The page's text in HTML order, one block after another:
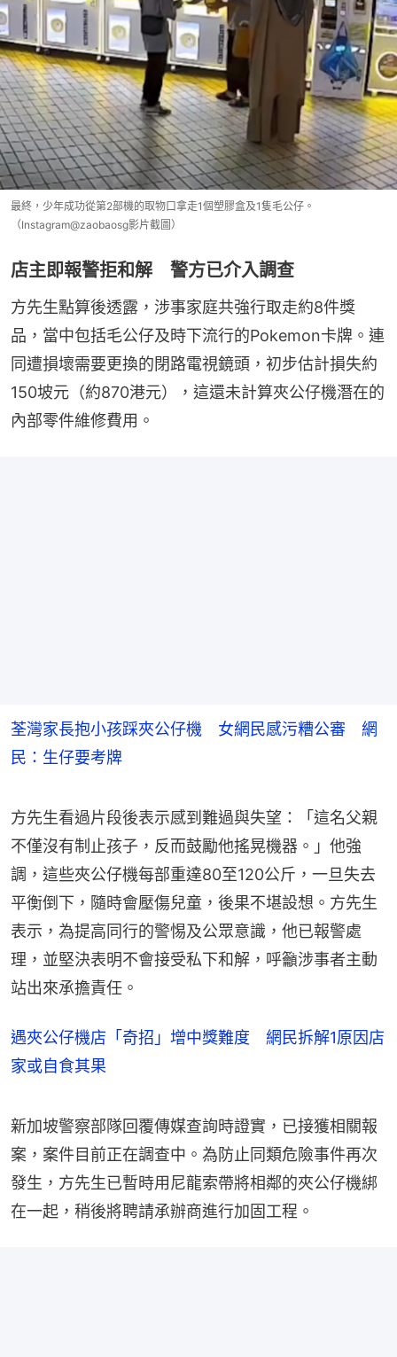
最終，少年成功從第2部機的取物口拿走1個塑膠盒及1隻毛公仔。
（Instagram@zaobaosg影片截圖）
店主即報警拒和解 警方已介入調查
方先生點算後透露，涉事家庭共強行取走約8件獎
品，當中包括毛公仔及時下流行的Pokemon卡牌。連
同遭損壞需要更換的閉路電視鏡頭，初步估計損失約
150坡元（約870港元），這還未計算夾公仔機潛在的
內部零件維修費用。
荃灣家長抱小孩踩夾公仔機 女網民感污糟公審 網
民：生仔要考牌
方先生看過片段後表示感到難過與失望：「這名父親
不僅沒有制止孩子，反而鼓勵他搖晃機器。」他強
調，這些夾公仔機每部重達80至120公斤，一旦失去
平衡倒下，隨時會壓傷兒童，後果不堪設想。方先生
表示，為提高同行的警惕及公眾意識，他已報警處
理，並堅決表明不會接受私下和解，呼籲涉事者主動
站出來承擔責任。
遇夾公仔機店「奇招」增中獎難度 網民拆解1原因店
家或自食其果
新加坡警察部隊回覆傳媒查詢時證實，已接獲相關報
案，案件目前正在調查中。為防止同類危險事件再次
發生，方先生已暫時用尼龍索帶將相鄰的夾公仔機綁
在一起，稍後將聘請承辦商進行加固工程。